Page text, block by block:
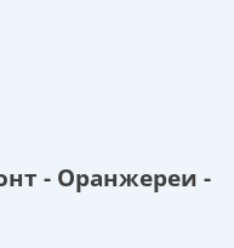
- Оранжереи -